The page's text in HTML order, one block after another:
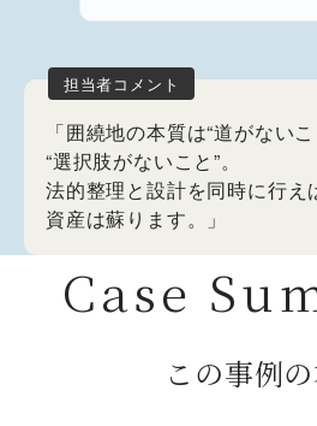
「囲繞地の本質は“道がないこ
“選択肢がないこと”。
法的整理と設計を同時に行え
資産は蘇ります。」
Case
この事例